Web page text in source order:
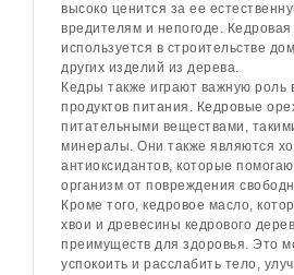
высоко ценится за ее
вредителям и непогоде.
используется в строительстве
других изделий из дерева.
Кедры также играют важную роль
продуктов питания. Кедровые
питательными веществами,
минералы. Они также являются
антиоксидантов, которые
организм от повреждения
Кроме того, кедровое масло,
хвои и древесины кедрового
преимуществ для здоровья. Это
успокоить и расслабить тело,